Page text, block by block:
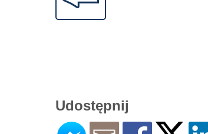
Udostępnij